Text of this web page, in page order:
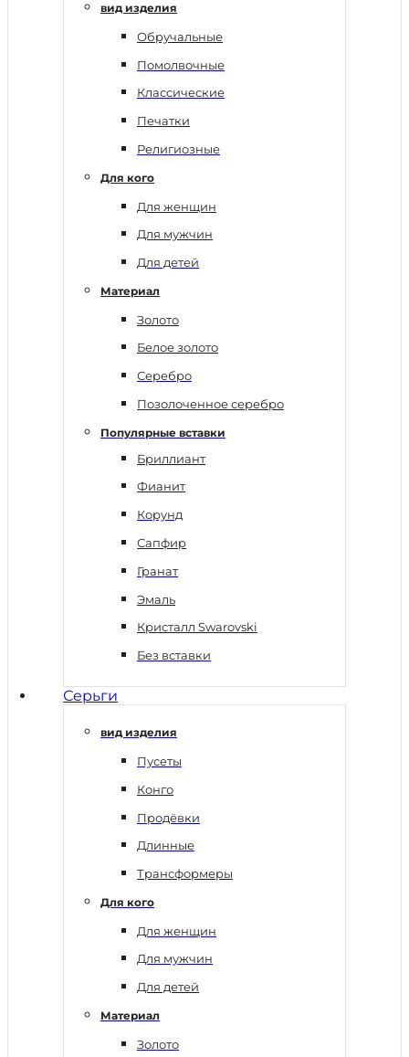
вид изделия
Обручальные
Помолвочные
Классические
Печатки
Религиозные
Для кого
Для женщин
Для мужчин
Для детей
Материал
Золото
Белое золото
Серебро
Позолоченное серебро
Популярные вставки
Бриллиант
Фианит
Корунд
Сапфир
Гранат
Эмаль
Кристалл Swarovski
Без вставки
Серьги
вид изделия
Пусеты
Конго
Продёвки
Длинные
Трансформеры
Для кого
Для женщин
Для мужчин
Для детей
Материал
Золото